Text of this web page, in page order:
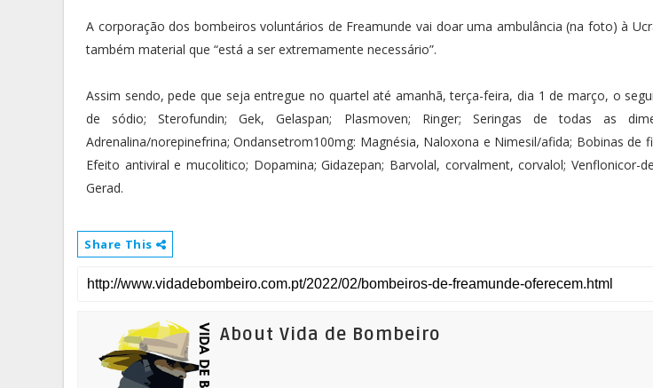
A corporação dos bombeiros voluntários de Freamunde vai doar uma ambulância (na foto) à
também material que “está a ser extremamente necessário”.
Assim sendo, pede que seja entregue no quartel até amanhã, terça-feira, dia 1 de março, o
de sódio; Sterofundin; Gek, Gelaspan; Plasmoven; Ringer; Seringas de todas as
Adrenalina/norepinefrina; Ondansetrom100mg: Magnésia, Naloxona e Nimesil/afida; Bobinas de
Efeito antiviral e mucolitico; Dopamina; Gidazepan; Barvolal, corvalment, corvalol; Venflonicor-
Gerad.
Share This
About Vida de Bombeiro